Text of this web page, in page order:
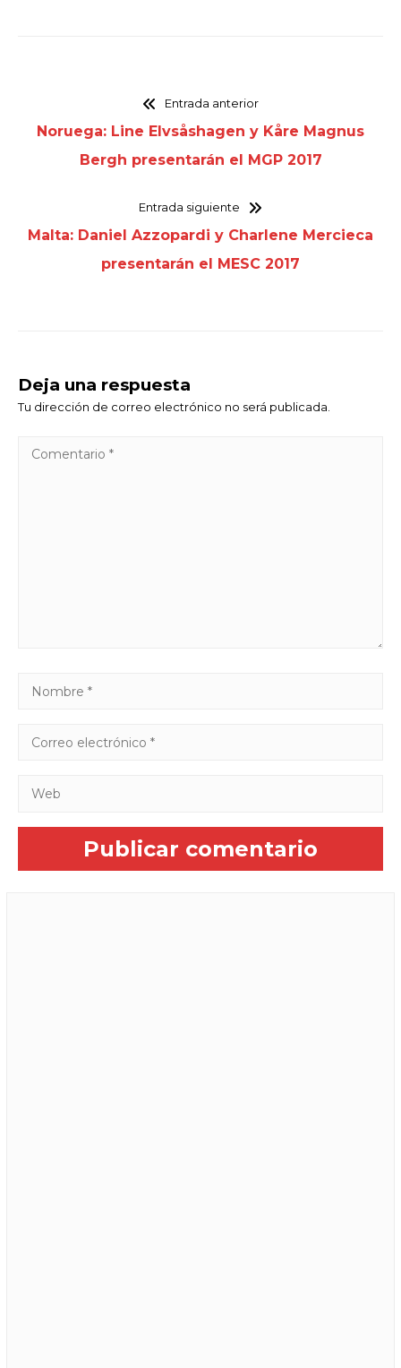
Entrada anterior
Noruega: Line Elvsåshagen y Kåre Magnus
Bergh presentarán el MGP 2017
Entrada siguiente
Malta: Daniel Azzopardi y Charlene Mercieca
presentarán el MESC 2017
Deja una respuesta
Tu dirección de correo electrónico no será publicada.